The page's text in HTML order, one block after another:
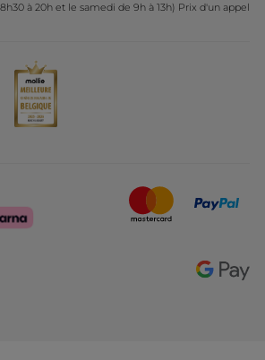
à 20h et le samedi de 9h à 13h) Prix d'un appel